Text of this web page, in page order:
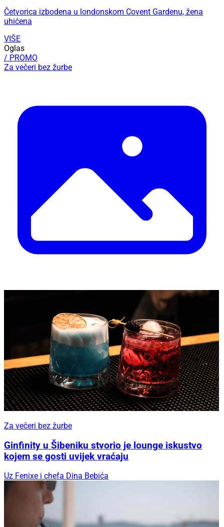
Četvorica izbodena u londonskom Covent Gardenu, žena
uhićena
VIŠE
Oglas
/ PROMO
Za večeri bez žurbe
Za večeri bez žurbe
Ginfinity u Šibeniku stvorio je lounge iskustvo
kojem se gosti uvijek vraćaju
Uz Fenixe i chefa Dina Bebića